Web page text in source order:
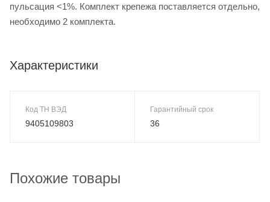
пульсация <1%. Комплект крепежа поставляется отдельно,
необходимо 2 комплекта.
Характеристики
Код ТН ВЭД
9405109803
Гарантийный срок
36
Похожие товары